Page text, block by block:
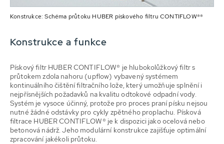
Konstrukce: Schéma průtoku HUBER pískového filtru CONTIFLOW®®
Konstrukce a funkce
Pískový filtr HUBER CONTIFLOW® je hlubokolůžkový filtr s
průtokem zdola nahoru (upflow) vybavený systémem
kontinuálního čištění filtračního lože, který umožňuje splnění i
nejpřísnějších požadavků na kvalitu odtokové odpadní vody.
Systém je vysoce účinný, protože pro proces praní písku nejsou
nutné žádné odstávky pro cykly zpětného proplachu. Písková
filtrace HUBER CONTIFLOW® je k dispozici jako ocelová nebo
betonová nádrž. Jeho modulární konstrukce zajišťuje optimální
zpracování jakékoli průtoku.